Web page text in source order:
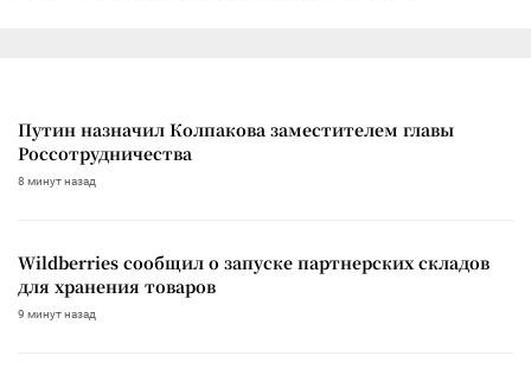
Путин назначил Колпакова заместителем главы
Россотрудничества
8 минут назад
Wildberries сообщил о запуске партнерских складов
для хранения товаров
9 минут назад